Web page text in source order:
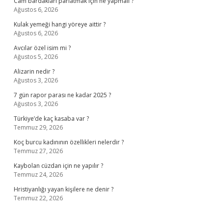
Ağustos 6, 2026
Kulak yemeği hangi yöreye aittir ?
Ağustos 6, 2026
Avcılar özel isim mi ?
Ağustos 5, 2026
Alizarin nedir ?
Ağustos 3, 2026
7 gün rapor parası ne kadar 2025 ?
Ağustos 3, 2026
Türkiye’de kaç kasaba var ?
Temmuz 29, 2026
Koç burcu kadınının özellikleri nelerdir ?
Temmuz 27, 2026
Kaybolan cüzdan için ne yapılır ?
Temmuz 24, 2026
Hristiyanlığı yayan kişilere ne denir ?
Temmuz 22, 2026